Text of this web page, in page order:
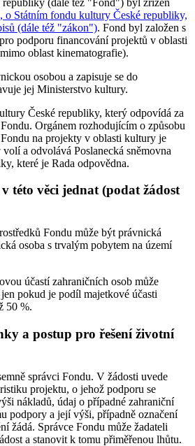
o Státním fondu kultury České republiky,
(dále též "zákon"). Fond byl založen s
podporu financování projektů v oblasti
oblast kinematografie).
osobou a zapisuje se do
jej Ministerstvo kultury.
České republiky, který odpovídá za
Orgánem rozhodujícím o způsobu
na projekty v oblasti kultury je
a odvolává Poslanecká sněmovna
které je Rada odpovědna.
této věci jednat (podat žádost
Fondu může být právnická
osoba s trvalým pobytem na území
účastí zahraničních osob může
pokud je podíl majetkové účasti
50 %.
a postup pro řešení životní
správci Fondu. V žádosti uvede
projektu, o jehož podporu se
nákladů, údaj o případné zahraniční
podpory a její výši, případně označení
žádá. Správce Fondu může žadateli
a stanovit k tomu přiměřenou lhůtu.